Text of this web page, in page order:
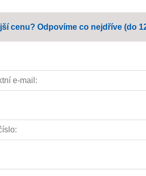
cenu? Odpovíme co nejdříve (do